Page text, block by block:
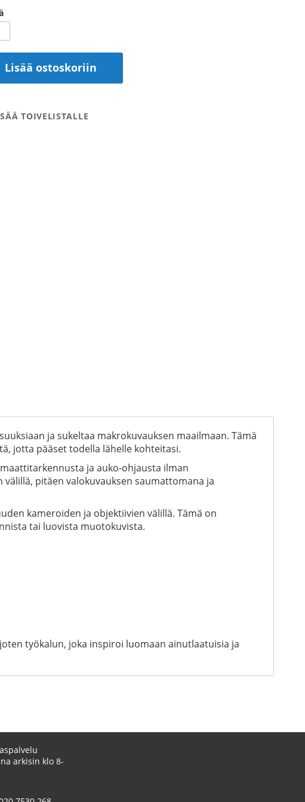
Lisää ostoskoriin
TOIVELISTALLE
ja sukeltaa makrokuvauksen maailmaan. Tämä
jotta pääset todella lähelle kohteitasi.
ja auko-ohjausta ilman
pitäen valokuvauksen saumattomana ja
kameroiden ja objektiivien välillä. Tämä on
tai luovista muotokuvista.
työkalun, joka inspiroi luomaan ainutlaatuisia ja
arkisin klo 8-